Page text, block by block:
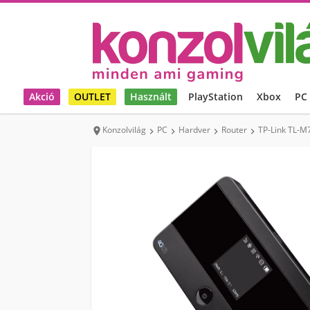
Akció OUTLET Használt PlayStation Xbox PC
 Konzolvilág  PC  Hardver  Router  TP-Link TL-